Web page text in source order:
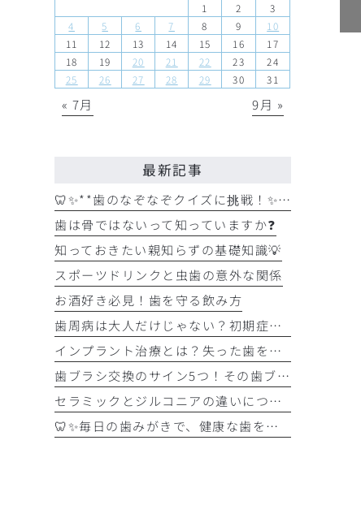
1 2
3
4
5 6 7 8 9
10
11
12 13 14 15 16
17
18
19 20 21 22 23
24
25
26 27 28 29 30 31
« 7月 9月 »
最新記事
🦷✨**歯のなぞなぞクイズに挑戦！✨🪥
歯は骨ではないって知っていますか❓
知っておきたい親知らずの基礎知識💡
スポーツドリンクと虫歯の意外な関係
お酒好き必見！歯を守る飲み方
歯周病は大人だけじゃない？初期症状をチェック
インプラント治療とは？失った歯を補う選択肢を正しく知りましょう！！
歯ブラシ交換のサイン5つ！その歯ブラシ、まだ使っていませんか？🪥
セラミックとジルコニアの違いについて解説！！
🦷✨毎日の歯みがきで、健康な歯を守りましょう✨🪥